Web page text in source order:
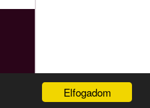
Elfogadom